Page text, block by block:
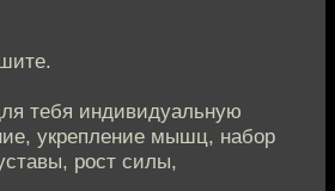
тебя индивидуальную
укрепление мышц, набор
рост силы,